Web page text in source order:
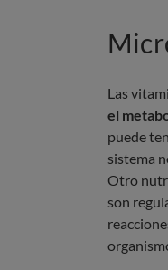
Las
el
puede
sistema
Otro
son